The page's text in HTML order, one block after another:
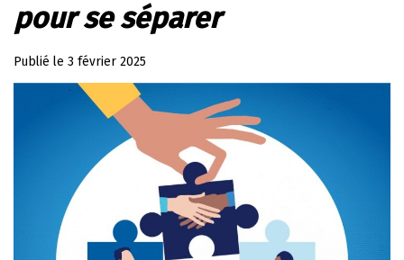
pour se séparer
Publié le 3 février 2025